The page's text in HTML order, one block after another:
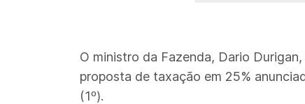
O ministro da Fazenda, Dario
proposta de taxação em 25%
(1º).